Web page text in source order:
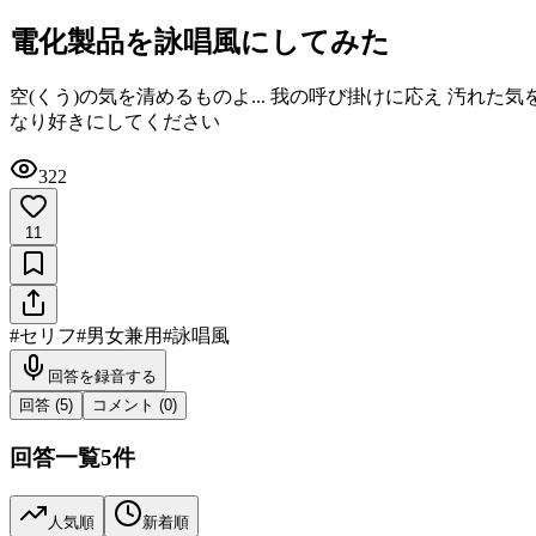
電化製品を詠唱風にしてみた
空(くう)の気を清めるものよ... 我の呼び掛けに応え 汚れた
なり好きにしてください
322
11
#セリフ#男女兼用#詠唱風
回答を録音する
回答 (5) コメント (0)
回答一覧5件
人気順 新着順